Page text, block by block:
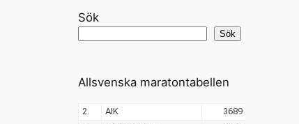
Sök
Sök
Allsvenska maratontabellen